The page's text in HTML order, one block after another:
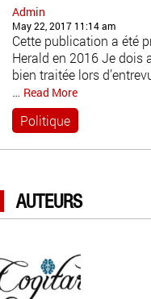
Admin
May 22, 2017 11:14 am
Cette publication a été
Herald en 2016 Je dois
bien traitée lors
… Read More
Politique
AUTEURS